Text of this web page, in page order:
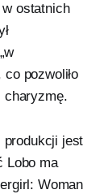
w ostatnich
pozwoliło
charyzmę.
produkcji jest
Lobo ma
Woman